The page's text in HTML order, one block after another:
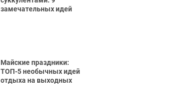
замечательных идей
Майские праздники:
ТОП-5 необычных идей
отдыха на выходных